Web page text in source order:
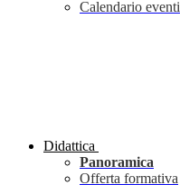
Calendario eventi
Didattica
Panoramica
Offerta formativa